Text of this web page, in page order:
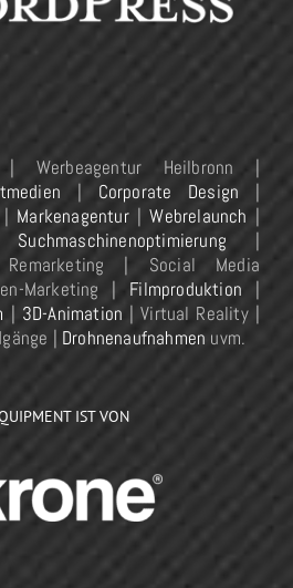
| Werbeagentur Heilbronn |
| Corporate Design |
| Markenagentur|Webrelaunch |
Suchmaschinenoptimierung |
| Social Media
Marketing | Filmproduktion |
| 3D-Animation | Virtual Reality |
| Drohnenaufnahmen uvm.
IST VON